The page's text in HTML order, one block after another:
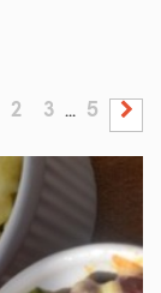
2 3 ... 5